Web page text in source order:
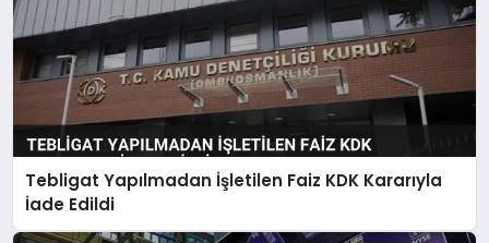
Tebligat Yapılmadan İşletilen Faiz KDK Kararıyla
İade Edildi